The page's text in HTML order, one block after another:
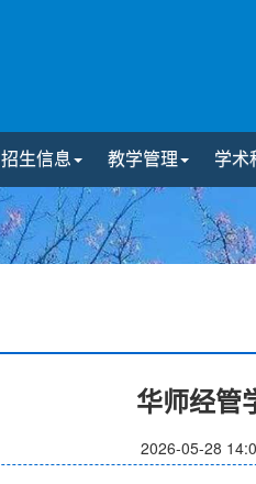
招生信息 教学管理 学术
华师经管
2026-05-28